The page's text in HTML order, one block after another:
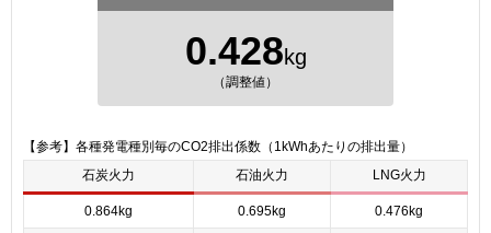
0.428kg
（調整値）
【参考】各種発電種別毎のCO2排出係数（1kWhあたりの排出量）
石炭火力
石油火力 LNG火力
0.864kg 0.695kg 0.476kg